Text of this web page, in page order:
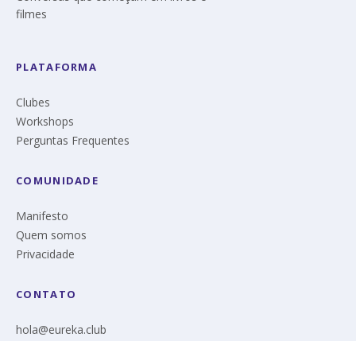
filmes
PLATAFORMA
Clubes
Workshops
Perguntas Frequentes
COMUNIDADE
Manifesto
Quem somos
Privacidade
CONTATO
hola@eureka.club